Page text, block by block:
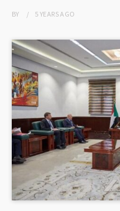
BY 5 YEARSAGO